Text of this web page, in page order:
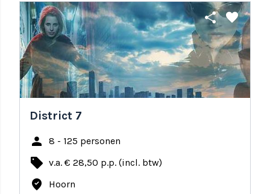
share favorite
District 7
person 8 - 125 personen
local_offer v.a. € 28,50 p.p. (incl. btw)
where_to_vote Hoorn